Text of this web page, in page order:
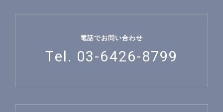
電話でお問い合わせ
Tel. 03-6426-8799